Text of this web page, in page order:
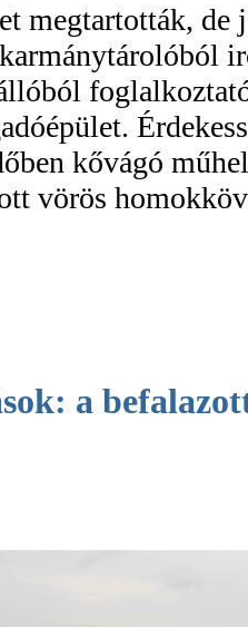
megtartották,
kővágó
vörös